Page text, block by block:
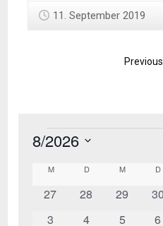
11. September 2019
Previous